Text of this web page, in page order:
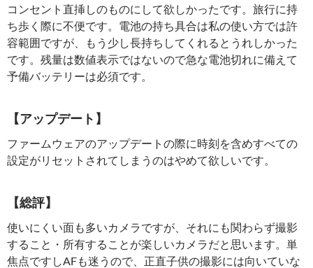
コンセント直挿しのものにして欲しかったです。旅行に持
ち歩く際に不便です。電池の持ち具合は私の使い方では許
容範囲ですが、もう少し長持ちしてくれるとうれしかった
です。残量は数値表示ではないので急な電池切れに備えて
予備バッテリーは必須です。
【アップデート】
ファームウェアのアップデートの際に時刻を含めすべての
設定がリセットされてしまうのはやめて欲しいです。
【総評】
使いにくい面も多いカメラですが、それにも関わらず撮影
すること・所有することが楽しいカメラだと思います。単
焦点ですしAFも迷うので、正直子供の撮影には向いていな